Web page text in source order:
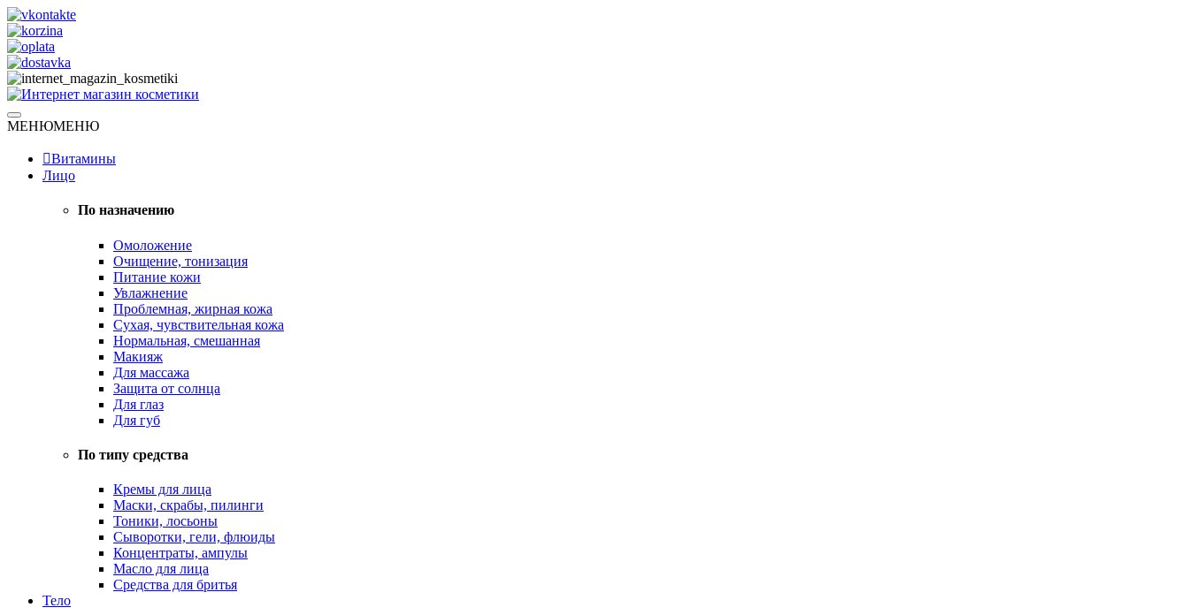
Skip
to
content
Интернет магазин косметики
Натуральная косметика
МЕНЮМЕНЮ
Витамины
Лицо
По назначению
Омоложение
Очищение, тонизация
Питание кожи
Увлажнение
Проблемная, жирная кожа
Сухая, чувствительная кожа
Нормальная, смешанная
Макияж
Для массажа
Защита от солнца
Для глаз
Для губ
По типу средства
Кремы для лица
Маски, скрабы, пилинги
Тоники, лосьоны
Сыворотки, гели, флюиды
Концентраты, ампулы
Масло для лица
Средства для бритья
Тело